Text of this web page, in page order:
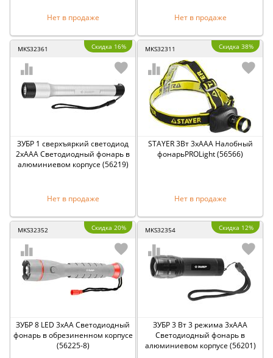
Нет в продаже Нет в продаже
MKS32361 Скидка 16%
ЗУБР 1 сверхъяркий светодиод
2хААА Светодиодный фонарь в
алюминиевом корпусе (56219)
Нет в продаже
MKS32311 Скидка 38%
STAYER 3Вт 3хAAA Налобный
фонарьPROLight (56566)
Нет в продаже
MKS32352 Скидка 20%
ЗУБР 8 LED 3хАА Светодиодный
фонарь в обрезиненном корпусе
(56225-8)
MKS32354 Скидка 12%
ЗУБР 3 Вт 3 режима 3хААА
Светодиодный фонарь в
алюминиевом корпусе (56201)